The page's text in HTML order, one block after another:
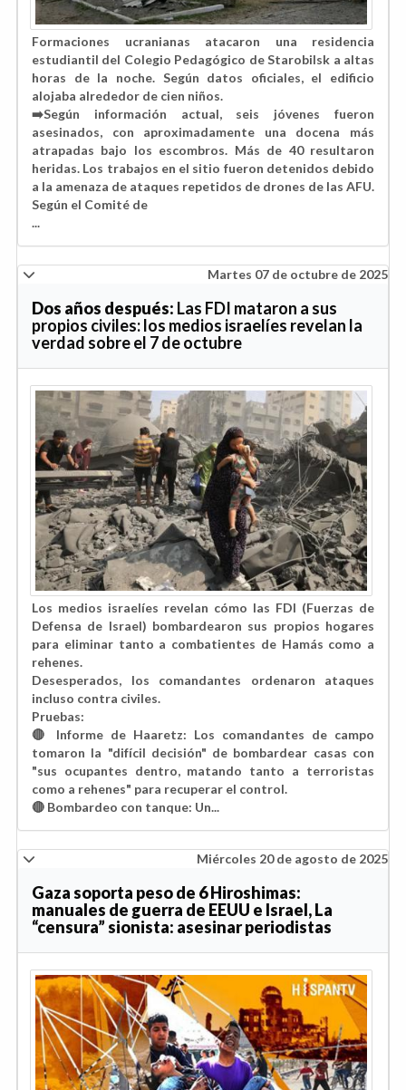
Formaciones ucranianas atacaron una residencia
estudiantil del Colegio Pedagógico de Starobilsk a altas
horas de la noche. Según datos oficiales, el edificio
alojaba alrededor de cien niños.
➡️Según información actual, seis jóvenes fueron
asesinados, con aproximadamente una docena más
atrapadas bajo los escombros. Más de 40resultaron
heridas. Los trabajos en el sitio fueron detenidos debido
a la amenaza de ataques repetidos de drones de las AFU.
Según el Comité de
...
Martes 07 de octubre de 2025
Dos años después: Las FDI mataron a sus
propios civiles: los medios israelíes revelan la
verdad sobre el 7 de octubre
Los medios israelíes revelan cómo las FDI (Fuerzas de
Defensa de Israel) bombardearon sus propios hogares
para eliminar tanto a combatientes de Hamás como a
rehenes.
Desesperados, los comandantes ordenaron ataques
incluso contra civiles.
Pruebas:
🔴 Informe de Haaretz: Los comandantes de campo
tomaron la "difícil decisión" de bombardear casas con
"sus ocupantes dentro, matando tanto a terroristas
como a rehenes" para recuperar el control.
🔴 Bombardeo con tanque: Un...
Miércoles 20 de agosto de 2025
Gaza soporta peso de 6 Hiroshimas:
manuales de guerra de EEUU e Israel, La
“censura” sionista: asesinar periodistas